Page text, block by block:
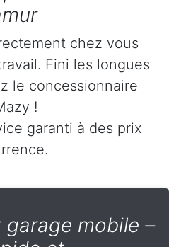
chez vous
Fini les longues
le concessionnaire
!
garanti à des prix
mobile –